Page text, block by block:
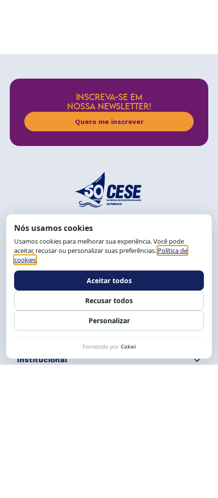
INSCREVA-SE EM
NOSSA NEWSLETTER!
Quero me inscrever
End.: R. da Graça, 150. Graça
CEP: 40.150-055
Salvador-BA, Brasil.
Tel.: (71) 2104-5457, Cel.: (71) 9 9239-2104 ou 2105
Expediente: 8h às 12h e 13 às 17h.
Siga nossas redes Fale conosco
Institucional